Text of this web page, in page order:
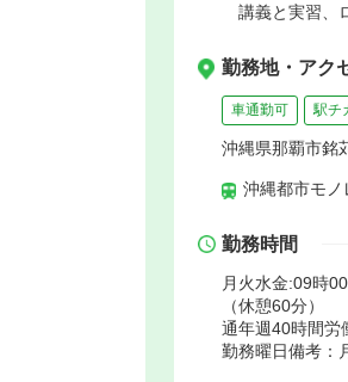
講義と実習、
勤務地・アク
車通勤可 駅チ
沖縄県那覇市銘
沖縄都市モ
勤務時間
月火水金:09時
（休憩60分）
通年週40時間労
勤務曜日備考：